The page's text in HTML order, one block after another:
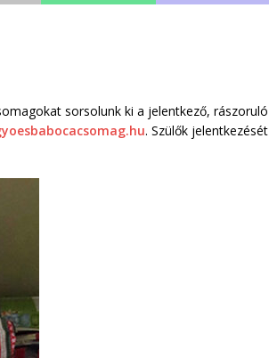
sorsolunk ki a jelentkező, rászoruló
. Szülők jelentkezését